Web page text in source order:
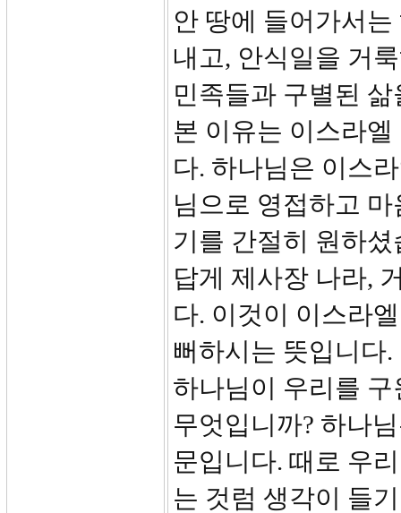
안 땅에 들어가서
내고, 안식일을 거
민족들과 구별된
본 이유는 이스라
다. 하나님은 이스
님으로 영접하고
기를 간절히 원하
답게 제사장 나라,
다. 이것이 이스라
뻐하시는 뜻입니다.
하나님이 우리를
무엇입니까? 하나
문입니다. 때로 우
는 것럼 생각이 들